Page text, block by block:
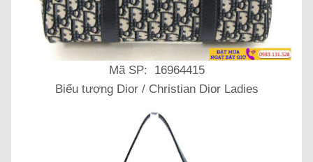
Mã SP: 16964415
Biểu tượng Dior / Christian Dior Ladies